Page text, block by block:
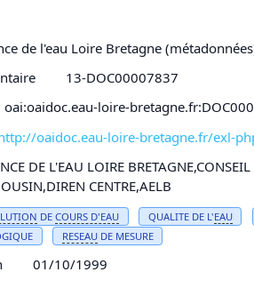
de l'eau Loire Bretagne
13-DOC00007837
oai:oaidoc.eau-loire-
oaidoc.eau-loire-bretagne.fr/exl-
DE L'EAU LOIRE
CENTRE,AELB
DECOURS D'EAU QUALITE DE L'EAU
RESEAUDE MESURE
01/10/1999